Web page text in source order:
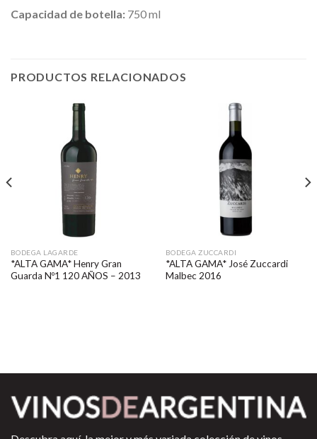
Capacidad de botella: 750 ml
PRODUCTOS RELACIONADOS
BODEGA LAGARDE
*ALTA GAMA* Henry Gran
Guarda Nº1 120 AÑOS – 2013
BODEGA ZUCCARDI
*ALTA GAMA* José Zuccardi
Malbec 2016